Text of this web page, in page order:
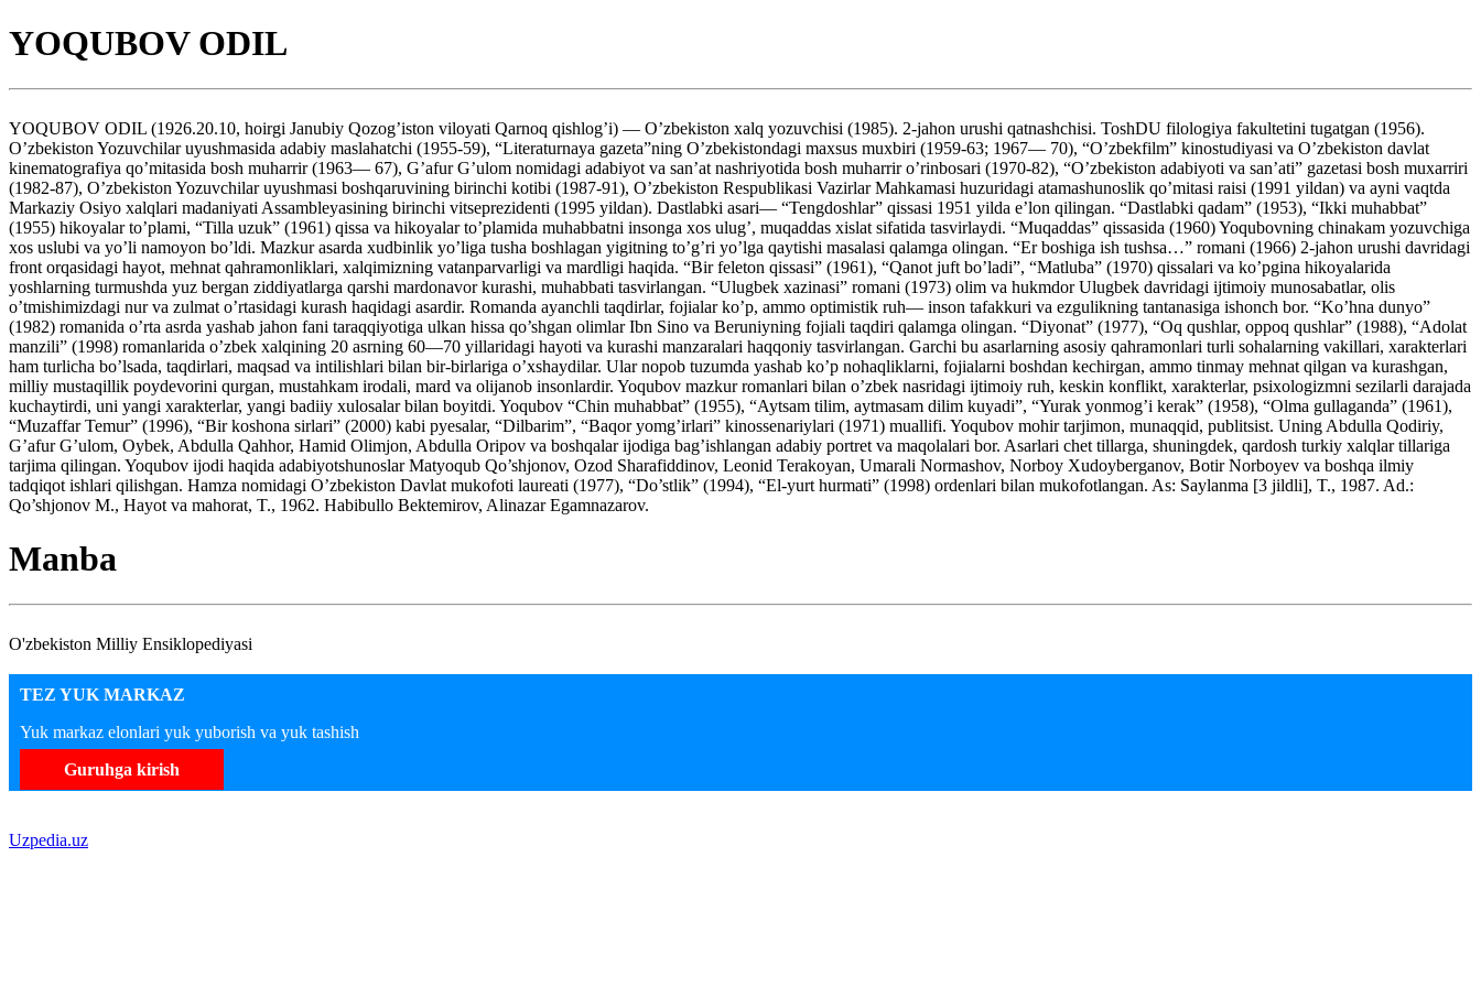
YOQUBOV ODIL
YOQUBOV ODIL (1926.20.10, hoirgi Janubiy Qozog’iston viloyati Qarnoq qishlog’i) — O’zbekiston xalq yozuvchisi (1985). 2-jahon urushi qatnashchisi. ToshDU filologiya fakultetini tugatgan (1956).
O’zbekiston Yozuvchilar uyushmasida adabiy maslahatchi (1955-59), “Literaturnaya gazeta”ning O’zbekistondagi maxsus muxbiri (1959-63; 1967— 70), “O’zbekfilm” kinostudiyasi va O’zbekiston davlat
kinematografiya qo’mitasida bosh muharrir (1963— 67), G’afur G’ulom nomidagi adabiyot va san’at nashriyotida bosh muharrir o’rinbosari (1970-82), “O’zbekiston adabiyoti va san’ati” gazetasi bosh muxarriri
(1982-87), O’zbekiston Yozuvchilar uyushmasi boshqaruvining birinchi kotibi (1987-91), O’zbekiston Respublikasi Vazirlar Mahkamasi huzuridagi atamashunoslik qo’mitasi raisi (1991 yildan) va ayni vaqtda
Markaziy Osiyo xalqlari madaniyati Assambleyasining birinchi vitseprezidenti (1995 yildan). Dastlabki asari— “Tengdoshlar” qissasi 1951 yilda e’lon qilingan. “Dastlabki qadam” (1953), “Ikki muhabbat”
(1955) hikoyalar to’plami, “Tilla uzuk” (1961) qissa va hikoyalar to’plamida muhabbatni insonga xos ulug’, muqaddas xislat sifatida tasvirlaydi. “Muqaddas” qissasida (1960) Yoqubovning chinakam yozuvchiga
xos uslubi va yo’li namoyon bo’ldi. Mazkur asarda xudbinlik yo’liga tusha boshlagan yigitning to’g’ri yo’lga qaytishi masalasi qalamga olingan. “Er boshiga ish tushsa…” romani (1966) 2-jahon urushi davridagi
front orqasidagi hayot, mehnat qahramonliklari, xalqimizning vatanparvarligi va mardligi haqida. “Bir feleton qissasi” (1961), “Qanot juft bo’ladi”, “Matluba” (1970) qissalari va ko’pgina hikoyalarida
yoshlarning turmushda yuz bergan ziddiyatlarga qarshi mardonavor kurashi, muhabbati tasvirlangan. “Ulugbek xazinasi” romani (1973) olim va hukmdor Ulugbek davridagi ijtimoiy munosabatlar, olis
o’tmishimizdagi nur va zulmat o’rtasidagi kurash haqidagi asardir. Romanda ayanchli taqdirlar, fojialar ko’p, ammo optimistik ruh— inson tafakkuri va ezgulikning tantanasiga ishonch bor. “Ko’hna dunyo”
(1982) romanida o’rta asrda yashab jahon fani taraqqiyotiga ulkan hissa qo’shgan olimlar Ibn Sino va Beruniyning fojiali taqdiri qalamga olingan. “Diyonat” (1977), “Oq qushlar, oppoq qushlar” (1988), “Adolat
manzili” (1998) romanlarida o’zbek xalqining 20 asrning 60—70 yillaridagi hayoti va kurashi manzaralari haqqoniy tasvirlangan. Garchi bu asarlarning asosiy qahramonlari turli sohalarning vakillari, xarakterlari
ham turlicha bo’lsada, taqdirlari, maqsad va intilishlari bilan bir-birlariga o’xshaydilar. Ular nopob tuzumda yashab ko’p nohaqliklarni, fojialarni boshdan kechirgan, ammo tinmay mehnat qilgan va kurashgan,
milliy mustaqillik poydevorini qurgan, mustahkam irodali, mard va olijanob insonlardir. Yoqubov mazkur romanlari bilan o’zbek nasridagi ijtimoiy ruh, keskin konflikt, xarakterlar, psixologizmni sezilarli darajada
kuchaytirdi, uni yangi xarakterlar, yangi badiiy xulosalar bilan boyitdi. Yoqubov “Chin muhabbat” (1955), “Aytsam tilim, aytmasam dilim kuyadi”, “Yurak yonmog’i kerak” (1958), “Olma gullaganda” (1961),
“Muzaffar Temur” (1996), “Bir koshona sirlari” (2000) kabi pyesalar, “Dilbarim”, “Baqor yomg’irlari” kinossenariylari (1971) muallifi. Yoqubov mohir tarjimon, munaqqid, publitsist. Uning Abdulla Qodiriy,
G’afur G’ulom, Oybek, Abdulla Qahhor, Hamid Olimjon, Abdulla Oripov va boshqalar ijodiga bag’ishlangan adabiy portret va maqolalari bor. Asarlari chet tillarga, shuningdek, qardosh turkiy xalqlar tillariga
tarjima qilingan. Yoqubov ijodi haqida adabiyotshunoslar Matyoqub Qo’shjonov, Ozod Sharafiddinov, Leonid Terakoyan, Umarali Normashov, Norboy Xudoyberganov, Botir Norboyev va boshqa ilmiy
tadqiqot ishlari qilishgan. Hamza nomidagi O’zbekiston Davlat mukofoti laureati (1977), “Do’stlik” (1994), “El-yurt hurmati” (1998) ordenlari bilan mukofotlangan. As: Saylanma [3 jildli], T., 1987. Ad.:
Qo’shjonov M., Hayot va mahorat, T., 1962. Habibullo Bektemirov, Alinazar Egamnazarov.
Manba
O'zbekiston Milliy Ensiklopediyasi
TEZ YUK MARKAZ
Yuk markaz elonlari yuk yuborish va yuk tashish
Guruhga kirish
Uzpedia.uz